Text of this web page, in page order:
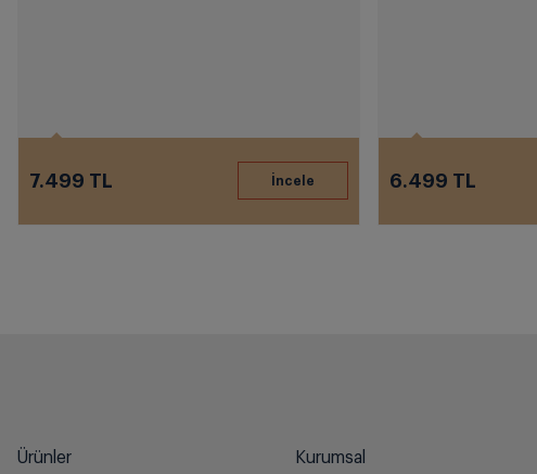
7.499 TL 6.499 TL
Ürünler Kurumsal